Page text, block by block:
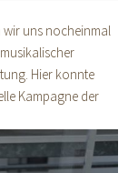
uns nocheinmal
Hier konnte
Kampagne der